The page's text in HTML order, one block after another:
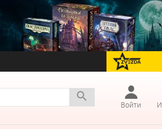
перейти на Zvezda
Войти